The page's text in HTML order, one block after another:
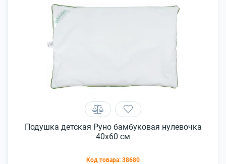
Подушка детская Руно бамбуковая нулевочка
40x60 см
Код товара: 38680